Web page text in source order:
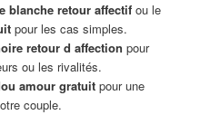
blanche retour affectifou le
pour les cas simples.
retour d affection pour
ou les rivalités.
amour gratuitpour une
couple.